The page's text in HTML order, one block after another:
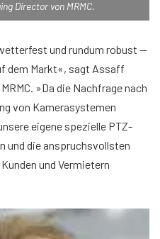
Director von MRMC.
und rundum robust —
dem Markt«, sagt Assaff
»Da die Nachfrage nach
von Kamerasystemen
eigene spezielle PTZ-
und die anspruchsvollsten
und Vermietern